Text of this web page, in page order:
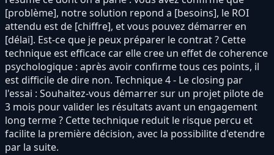
[problème], notre solution repond a [besoins], le ROI
attendu est de [chiffre], et vous pouvez démarrer en
[délai]. Est-ce que je peux préparer le contrat ? Cette
technique est efficace car elle cree un effet de coherence
psychologique : après avoir confirme tous ces points, il
est difficile de dire non. Technique 4 - Le closing par
l'essai : Souhaitez-vous démarrer sur un projet pilote de
3 mois pour valider les résultats avant un engagement
long terme ? Cette technique reduit le risque percu et
facilite la première décision, avec la possibilite d'etendre
par la suite.